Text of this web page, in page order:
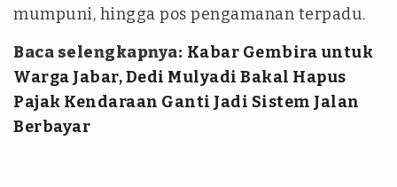
mumpuni, hingga pos pengamanan terpadu.
Baca selengkapnya: Kabar Gembira untuk
Warga Jabar, Dedi Mulyadi Bakal Hapus
Pajak Kendaraan Ganti Jadi Sistem Jalan
Berbayar